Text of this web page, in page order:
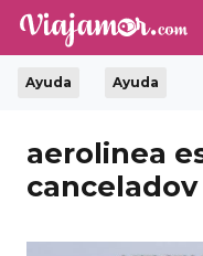
Ayuda Ayuda
aerolinea
canceladov